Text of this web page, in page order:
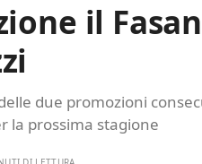
il
due promozioni
la prossima stagione